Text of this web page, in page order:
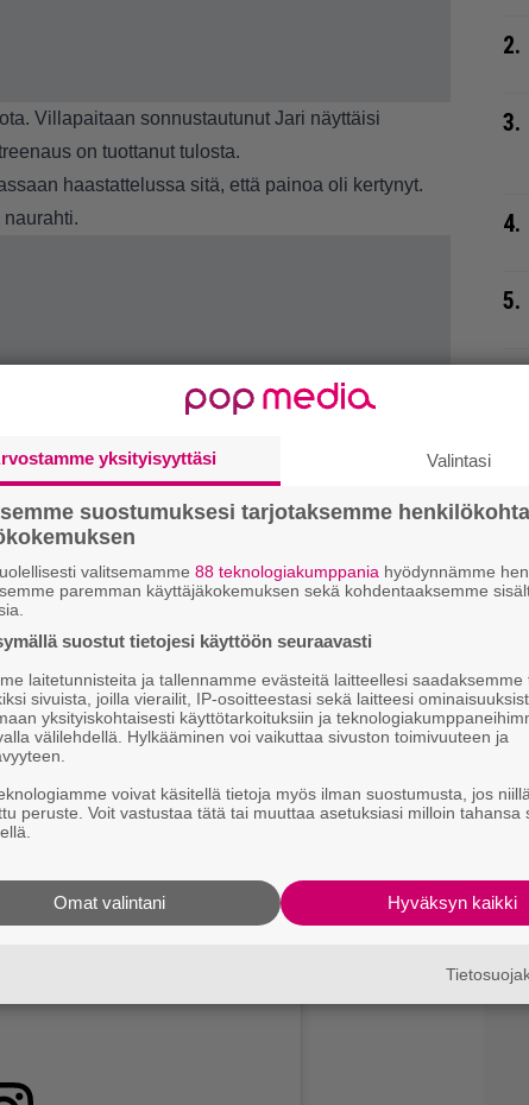
Villapaitaan sonnustautunut Jari näyttäisi
on tuottanut tulosta.
haastattelussa sitä, että painoa oli kertynyt.
2.
3.
4.
5.
yksityisyyttäsi Valintasi
suostumuksesi tarjotaksemme
valitsemamme 88 teknologiakumppania hyödynnämme
paremman käyttäjäkokemuksen sekä kohdentaaksemme
suostut tietojesi käyttöön seuraavasti
laitetunnisteita ja tallennamme evästeitä laitteellesi saadaksemme
sivuista, joilla vierailit, IP-osoitteestasi sekä laitteesi
yksityiskohtaisesti käyttötarkoituksiin ja
välilehdellä. Hylkääminen voi vaikuttaa sivuston toimivuuteen ja
voivat käsitellä tietoja myös ilman suostumusta, jos
peruste. Voit vastustaa tätä tai muuttaa asetuksiasi milloin tahansa
Hyväksyn kaikki
Omat valintani